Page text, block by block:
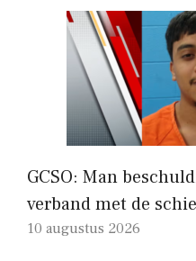
GCSO: Man
verband met de
10 augustus 2026